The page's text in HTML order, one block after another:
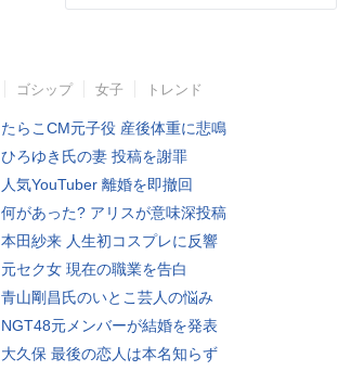
ゴシップ 女子 トレンド
たらこCM元子役 産後体重に悲鳴
ひろゆき氏の妻 投稿を謝罪
人気YouTuber 離婚を即撤回
何があった? アリスが意味深投稿
本田紗来 人生初コスプレに反響
元セク女 現在の職業を告白
青山剛昌氏のいとこ芸人の悩み
NGT48元メンバーが結婚を発表
大久保 最後の恋人は本名知らず